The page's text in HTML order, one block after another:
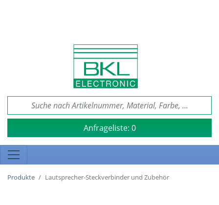
Anfrageliste: 0
Produkte Lautsprecher-Steckverbinder und Zubehör